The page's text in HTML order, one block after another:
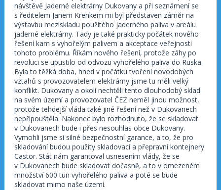
návštěvě Jaderné elektrárny Dukovany a při seznámení se
s ředitelem Janem Krenkem mi byl představen záměr na
výstavbu meziskladu použitého jaderného paliva v areálu
jaderné elektrárny. Tady je také prakticky počátek nového
řešení kam s vyhořelým palivem a akceptace veřejnosti
tohoto problému. Říkám nového řešení, protože záhy po
revoluci se upustilo od odvozu vyhořelého paliva do Ruska.
Byla to těžká doba, hned v počátku tvoření novodobých
vztahů s provozovatelem elektrárny jsme tu měli velký
konflikt. Dukovany a okolí nechtěli tento dlouhodobý sklad
na svém území a provozovatel ČEZ neměl jinou možnost,
protože tehdejší vláda také jiné řešení než v Dukovanech
nepřipouštěla. Nakonec bylo rozhodnuto, že se skladovat
v Dukovanech bude i přes nesouhlas obce Dukovany.
Vymohli jsme si silné bezpečnostní garance, a to, že pro
skladování budou použity skladovací a přepravní kontejnery
Castor. Stát nám garantoval usnesením vlády, že se
v Dukovanech bude skladovat dočasně, a to v omezeném
množství 600 tun vyhořelého paliva a poté se bude
skladovat mimo naše území.